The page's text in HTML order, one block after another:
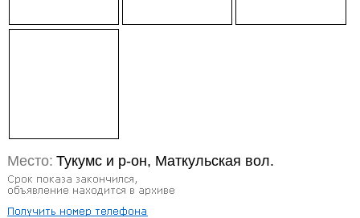
Место: Тукумс и р-он, Маткульская вол.